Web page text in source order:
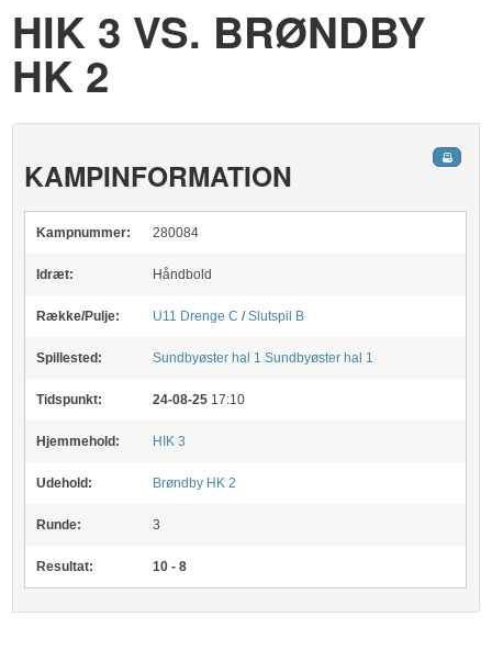
HIK 3 VS. BRØNDBY
HK 2
KAMPINFORMATION
Kampnummer: 280084
Idræt: Håndbold
Række/Pulje: U11 Drenge C /Slutspil B
Spillested: Sundbyøster hal 1 Sundbyøster hal 1
Tidspunkt: 24-08-25 17:10
Hjemmehold: HIK 3
Udehold: Brøndby HK 2
Runde: 3
Resultat: 10 - 8